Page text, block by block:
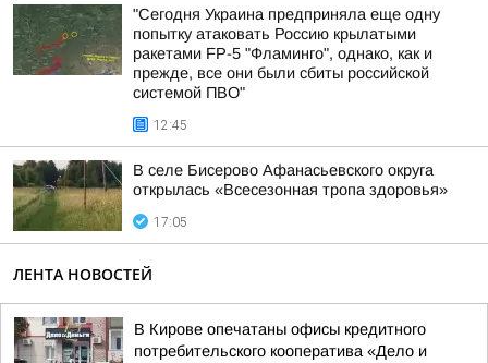
"Сегодня Украина предприняла еще одну
попытку атаковать Россию крылатыми
ракетами FP-5 "Фламинго", однако, как и
прежде, все они были сбиты российской
системой ПВО"
12:45
В селе Бисерово Афанасьевского округа
открылась «Всесезонная тропа здоровья»
17:05
ЛЕНТА НОВОСТЕЙ
В Кирове опечатаны офисы кредитного
потребительского кооператива «Дело и